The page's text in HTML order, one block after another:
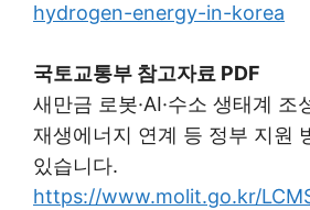
hydrogen-energy-in-korea
국토교통부 참고자료 PDF
새만금 로봇·AI·수소 생태계 조
재생에너지 연계 등 정부 지원
있습니다.
https://www.molit.go.kr/